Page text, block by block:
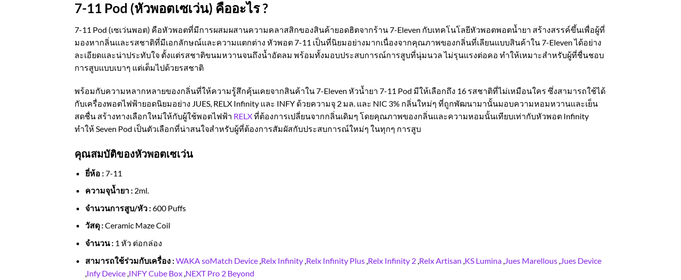
7-11 Pod (หัวพอตเซเว่น) คืออะไร ?
7-11 Pod (เซเว่นพอต) คือหัวพอตที่มีการผสมผสานความคลาสสิกของสินค้ายอดฮิตจากร้าน 7-Eleven กับเทคโนโลยีหัวพอตพอตน้ำยา สร้างสรรค์ขึ้นเพื่อผู้ที่
มองหากลิ่นและรสชาติที่มีเอกลักษณ์และความแตกต่าง หัวพอต 7-11 เป็นที่นิยมอย่างมากเนื่องจากคุณภาพของกลิ่นที่เลียนแบบสินค้าใน 7-Eleven ได้อย่าง
ละเอียดและน่าประทับใจ ตั้งแต่รสชาติขนมหวานจนถึงน้ำอัดลม พร้อมทั้งมอบประสบการณ์การสูบที่นุ่มนวล ไม่รุนแรงต่อคอ ทำให้เหมาะสำหรับผู้ที่ชื่นชอบ
การสูบแบบเบาๆ แต่เต็มไปด้วยรสชาติ
พร้อมกับความหลากหลายของกลิ่นที่ให้ความรู้สึกคุ้นเคยจากสินค้าใน 7-Eleven หัวน้ำยา 7-11 Pod มีให้เลือกถึง 16 รสชาติที่ไม่เหมือนใคร ซึ่งสามารถใช้ได้
กับเครื่องพอตไฟฟ้ายอดนิยมอย่าง JUES, RELX Infinity และ INFY ด้วยความจุ 2 มล. และ NIC 3% กลิ่นใหม่ๆ ที่ถูกพัฒนามานั้นมอบความหอมหวานและเย็น
สดชื่น สร้างทางเลือกใหม่ให้กับผู้ใช้พอตไฟฟ้า RELXที่ต้องการเปลี่ยนจากกลิ่นเดิมๆ โดยคุณภาพของกลิ่นและความหอมนั้นเทียบเท่ากับหัวพอต Infinity
ทำให้ Seven Pod เป็นตัวเลือกที่น่าสนใจสำหรับผู้ที่ต้องการสัมผัสกับประสบการณ์ใหม่ๆ ในทุกๆ การสูบ
คุณสมบัติของหัวพอตเซเว่น
ยี่ห้อ :7-11
ความจุน้ำยา :2ml.
จำนวนการสูบ/หัว :600 Puffs
วัสดุ :Ceramic Maze Coil
จำนวน :1 หัว ต่อกล่อง
สามารถใช้ร่วมกับเครื่อง :WAKA soMatch Device, Relx Infinity, Relx Infinity Plus, Relx Infinity 2, Relx Artisan KS Lumina, Jues Marellous, Jues Device
Infy Device, INFY Cube Box, NEXT Pro 2 Beyond